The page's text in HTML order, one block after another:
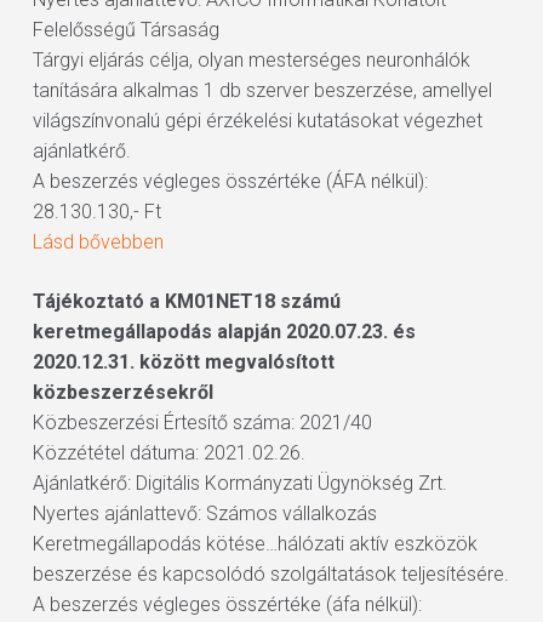
Felelősségű Társaság
Tárgyi eljárás célja, olyan mesterséges neuronhálók
tanítására alkalmas 1 db szerver beszerzése, amellyel
világszínvonalú gépi érzékelési kutatásokat végezhet
ajánlatkérő.
A beszerzés végleges összértéke (ÁFA nélkül):
28.130.130,- Ft
Lásd bővebben
Tájékoztató a KM01NET18 számú
keretmegállapodás alapján 2020.07.23. és
2020.12.31. között megvalósított
közbeszerzésekről
Közbeszerzési Értesítő száma: 2021/40
Közzététel dátuma: 2021.02.26.
Ajánlatkérő: Digitális Kormányzati Ügynökség Zrt.
Nyertes ajánlattevő: Számos vállalkozás
Keretmegállapodás kötése…hálózati aktív eszközök
beszerzése és kapcsolódó szolgáltatások teljesítésére.
A beszerzés végleges összértéke (áfa nélkül):